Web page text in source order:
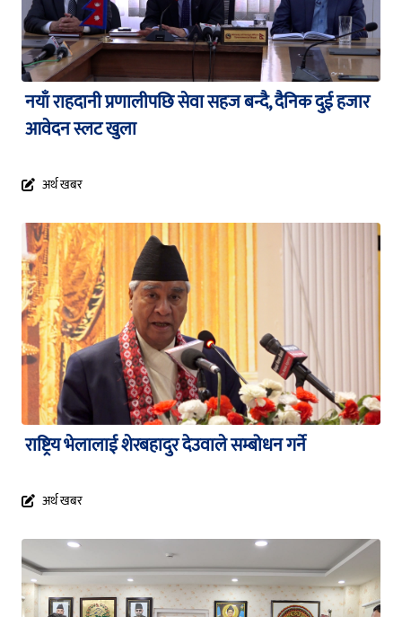
नयाँ राहदानी प्रणालीपछि सेवा सहज बन्दै, दैनिक दुई हजार
आवेदन स्लट खुला
अर्थ खबर
राष्ट्रिय भेलालाई शेरबहादुर देउवाले सम्बोधन गर्ने
अर्थ खबर